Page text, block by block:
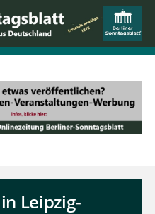
Leipzig-